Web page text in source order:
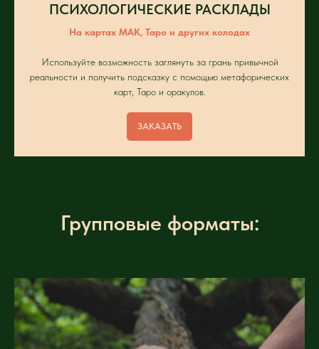
ПСИХОЛОГИЧЕСКИЕ РАСКЛАДЫ
На картах МАК, Таро и других колодах
Используйте возможность заглянуть за грань привычной
реальности и получить подсказку с помощью метафорических
карт, Таро и оракулов.
ЗАКАЗАТЬ
Групповые форматы: